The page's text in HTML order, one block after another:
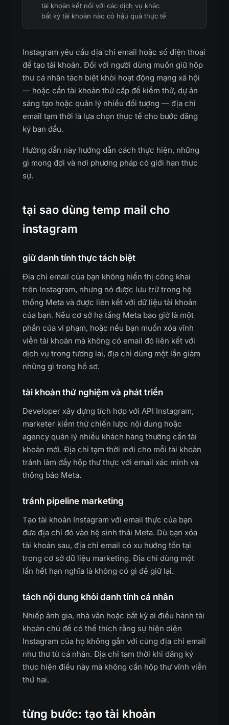
tài khoản kết nối với các dịch vụ khác
bất kỳ tài khoản nào có hậu quả thực tế
Instagram yêu cầu địa chỉ email hoặc số điện thoại
để tạo tài khoản. Đối với người dùng muốn giữ hộp
thư cá nhân tách biệt khỏi hoạt động mạng xã hội
— hoặc cần tài khoản thứ cấp để kiểm thử, dự án
sáng tạo hoặc quản lý nhiều đối tượng — địa chỉ
email tạm thời là lựa chọn thực tế cho bước đăng
ký ban đầu.
Hướng dẫn này hướng dẫn cách thực hiện, những
gì mong đợi và nơi phương pháp có giới hạn thực
sự.
tại sao dùng temp mail cho
instagram
giữ danh tính thực tách biệt
Địa chỉ email của bạn không hiển thị công khai
trên Instagram, nhưng nó được lưu trữ trong hệ
thống Meta và được liên kết với dữ liệu tài khoản
của bạn. Nếu cơ sở hạ tầng Meta bao giờ là một
phần của vi phạm, hoặc nếu bạn muốn xóa vĩnh
viễn tài khoản mà không có email đó liên kết với
dịch vụ trong tương lai, địa chỉ dùng một lần giảm
những gì trong hồ sơ.
tài khoản thử nghiệm và phát triển
Developer xây dựng tích hợp với API Instagram,
marketer kiểm thử chiến lược nội dung hoặc
agency quản lý nhiều khách hàng thường cần tài
khoản mới. Địa chỉ tạm thời mới cho mỗi tài khoản
tránh làm đầy hộp thư thực với email xác minh và
thông báo Meta.
tránh pipeline marketing
Tạo tài khoản Instagram với email thực của bạn
đưa địa chỉ đó vào hệ sinh thái Meta. Dù bạn xóa
tài khoản sau, địa chỉ email có xu hướng tồn tại
trong cơ sở dữ liệu marketing. Địa chỉ dùng một
lần hết hạn nghĩa là không có gì để giữ lại.
tách nội dung khỏi danh tính cá nhân
Nhiếp ảnh gia, nhà văn hoặc bất kỳ ai điều hành tài
khoản chủ đề có thể thích rằng sự hiện diện
Instagram của họ không gắn với cùng địa chỉ email
như thư từ cá nhân. Địa chỉ tạm thời khi đăng ký
thực hiện điều này mà không cần hộp thư vĩnh viễn
thứ hai.
từng bước: tạo tài khoản